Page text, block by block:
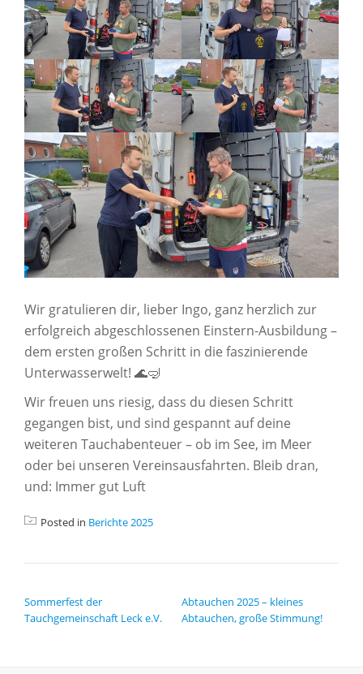
Wir gratulieren dir, lieber Ingo, ganz herzlich zur
erfolgreich abgeschlossenen Einstern-Ausbildung –
dem ersten großen Schritt in die faszinierende
Unterwasserwelt! 🌊🤿
Wir freuen uns riesig, dass du diesen Schritt
gegangen bist, und sind gespannt auf deine
weiteren Tauchabenteuer – ob im See, im Meer
oder bei unseren Vereinsausfahrten. Bleib dran,
und: Immer gut Luft
Posted in Berichte 2025
Sommerfest der
Tauchgemeinschaft Leck e.V.
Abtauchen 2025 – kleines
Abtauchen, große Stimmung!